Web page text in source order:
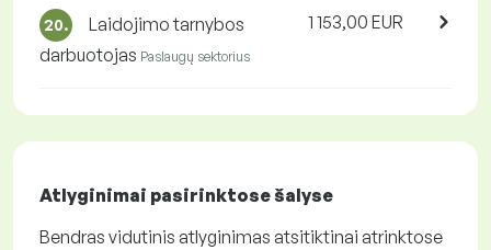
20.
Laidojimo tarnybos
darbuotojas Paslaugų sektorius
1 153,00 EUR
Atlyginimai pasirinktose šalyse
Bendras vidutinis atlyginimas atsitiktinai atrinktose